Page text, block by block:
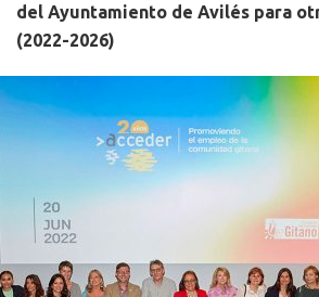
del Ayuntamiento de Avilés para
(2022-2026)